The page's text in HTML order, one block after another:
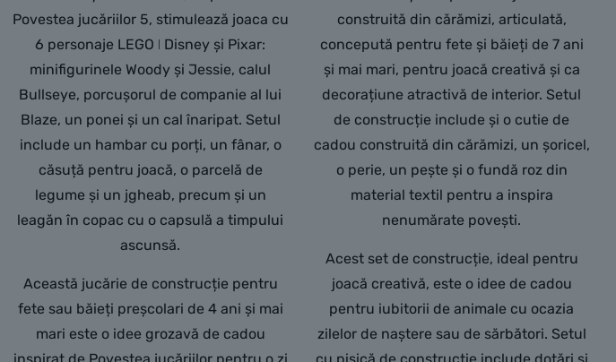
Povestea jucăriilor 5, stimulează joaca cu
6 personaje LEGO ǀ Disney și Pixar:
minifigurinele Woody și Jessie, calul
Bullseye, porcușorul de companie al lui
Blaze, un ponei și un cal înaripat. Setul
include un hambar cu porți, un fânar, o
căsuță pentru joacă, o parcelă de
legume și un jgheab, precum și un
leagăn în copac cu o capsulă a timpului
ascunsă.
Această jucărie de construcție pentru
fete sau băieți preșcolari de 4 ani și mai
mari este o idee grozavă de cadou
construită din cărămizi, articulată,
concepută pentru fete și băieți de 7 ani
și mai mari, pentru joacă creativă și ca
decorațiune atractivă de interior. Setul
de construcție include și o cutie de
cadou construită din cărămizi, un șoricel,
o perie, un pește și o fundă roz din
material textil pentru a inspira
nenumărate povești.
Acest set de construcție, ideal pentru
joacă creativă, este o idee de cadou
pentru iubitorii de animale cu ocazia
zilelor de naștere sau de sărbători. Setul